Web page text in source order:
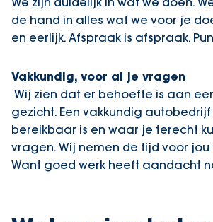
de hand in alles wat we voor je
en eerlijk. Afspraak is afspraak.
Vakkundig, voor al je vragen
Wij zien dat er behoefte is aan
gezicht. Een vakkundig
bereikbaar is en waar je terecht
vragen. Wij nemen de tijd voor jou
Want goed werk heeft aandacht